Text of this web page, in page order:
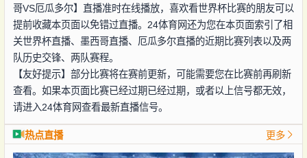
哥VS厄瓜多尔】直播准时在线播放，喜欢看世界杯比赛的朋友可以
提前收藏本页面以免错过直播。24体育网还为您在本页面索引了相
关世界杯直播、墨西哥直播、厄瓜多尔直播的近期比赛列表以及两
队历史交锋、两队赛程。
【友好提示】部分比赛将在赛前更新，可能需要您在比赛前再刷新
查看。如果本页面比赛已经过期已经过期，或者以上信号都无效，
请进入24体育网查看最新直播信号。
热点直播 更多